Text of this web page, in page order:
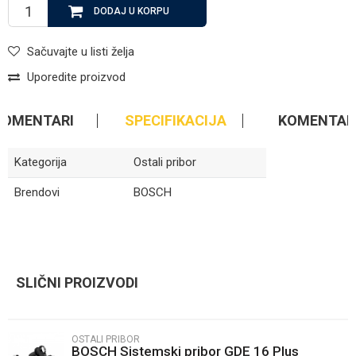
DODAJ U KORPU
Sačuvajte u listi želja
Uporedite proizvod
SPECIFIKACIJA
Kategorija Ostali pribor
Brendovi BOSCH
SLIČNI PROIZVODI
OSTALI PRIBOR
BOSCH Sistemski pribor GDE 16 Plus